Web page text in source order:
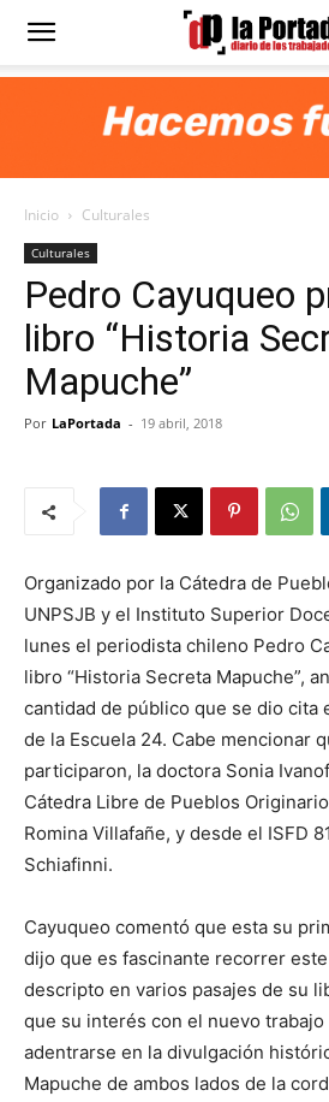
Diario
Portada
Inicio Culturales
Culturales
Pedro Cayuqueo
libro “Historia
Mapuche”
Por LaPortada - 19 abril, 2018
Organizado por la Cátedra de
UNPSJB y el Instituto Superior
lunes el periodista chileno Pedro
libro “Historia Secreta Mapuche”,
cantidad de público que se dio cita
de la Escuela 24. Cabe mencionar
participaron, la doctora Sonia
Cátedra Libre de Pueblos
Romina Villafañe, y desde el ISFD
Schiafinni.
Cayuqueo comentó que esta su
dijo que es fascinante recorrer
descripto en varios pasajes de su
que su interés con el nuevo
adentrarse en la divulgación
Mapuche de ambos lados de la